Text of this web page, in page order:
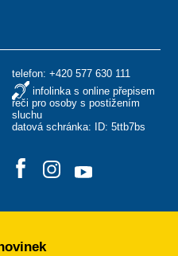
telefon: +420 577 630 111
infolinka s online přepisem
řeči pro osoby s postižením
sluchu
datová schránka: ID: 5ttb7bs